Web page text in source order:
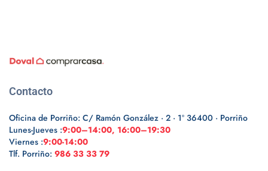
Contacto
Oficina de Porriño: C/ Ramón González · 2 · 1º 36400 · Porriño
Lunes-Jueves :9:00–14:00, 16:00–19:30
Viernes :9:00-14:00
Tlf. Porriño: 986 33 33 79